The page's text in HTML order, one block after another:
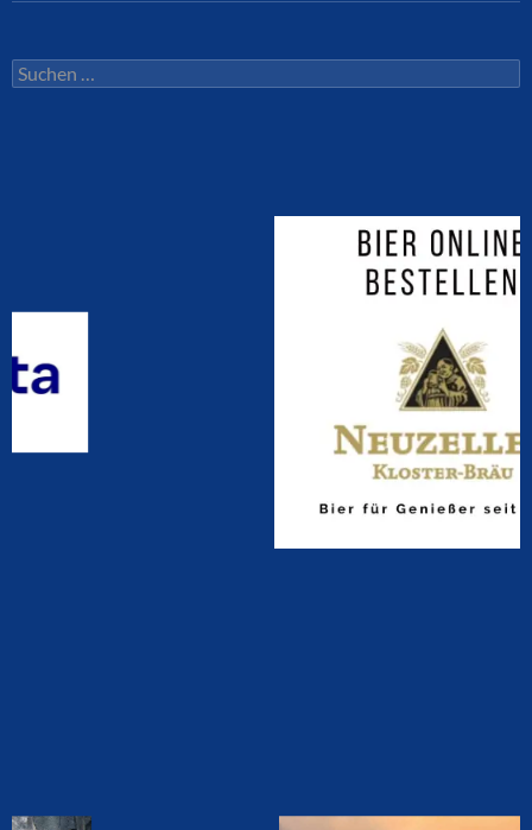
Suchen
nach: